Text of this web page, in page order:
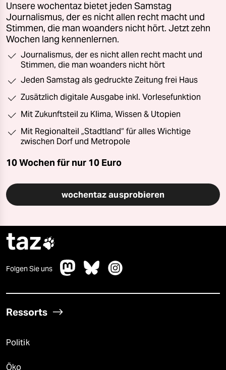
Unsere wochentaz bietet jeden Samstag
Journalismus, der es nicht allen recht macht und
Stimmen, die man woanders nicht hört. Jetzt zehn
Wochen lang kennenlernen.
Journalismus, der es nicht allen recht macht und
Stimmen, die man woanders nicht hört
Jeden Samstag als gedruckte Zeitung frei Haus
Zusätzlich digitale Ausgabe inkl. Vorlesefunktion
Mit Zukunftsteil zu Klima, Wissen & Utopien
Mit Regionalteil „Stadtland“ für alles Wichtige
zwischen Dorf und Metropole
10 Wochen für nur 10 Euro
wochentaz ausprobieren
taz
Folgen Sie uns
Ressorts
Politik
Öko